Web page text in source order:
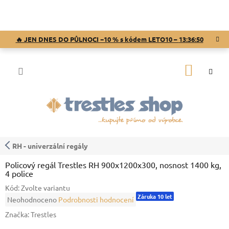
🔥 JEN DNES DO PŮLNOCI −10 % s kódem LETO10 – 13:36:50
RH - univerzální regály
Policový regál Trestles RH 900x1200x300, nosnost 1400 kg,
4 police
Kód:Zvolte variantu
Průměrné
produktu
Neohodnoceno Podrobnosti hodnocení Záruka 10 let
Značka:Trestles